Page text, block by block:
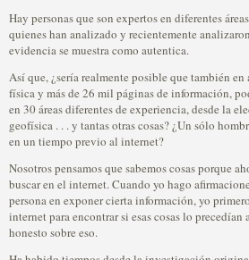
Hay personas que son expertos en diferentes
quienes han analizado y recientemente
evidencia se muestra como autentica.
Así que, ¿sería realmente posible que también
física y más de 26 mil páginas de información,
en 30 áreas diferentes de experiencia, desde la
geofísica . . . y tantas otras cosas? ¿Un sólo
en un tiempo previo al internet?
Nosotros pensamos que sabemos cosas porque
buscar en el internet. Cuando yo hago
persona en exponer cierta información, yo
internet para encontrar si esas cosas lo precedían
honesto sobre eso.